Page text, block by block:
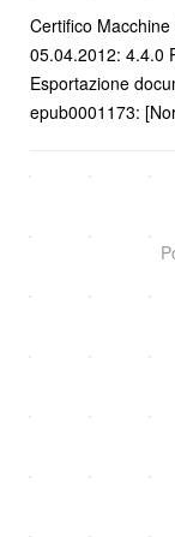
Certifico
05.04.2012: 4.4.0
Esportazione
epub0001173: